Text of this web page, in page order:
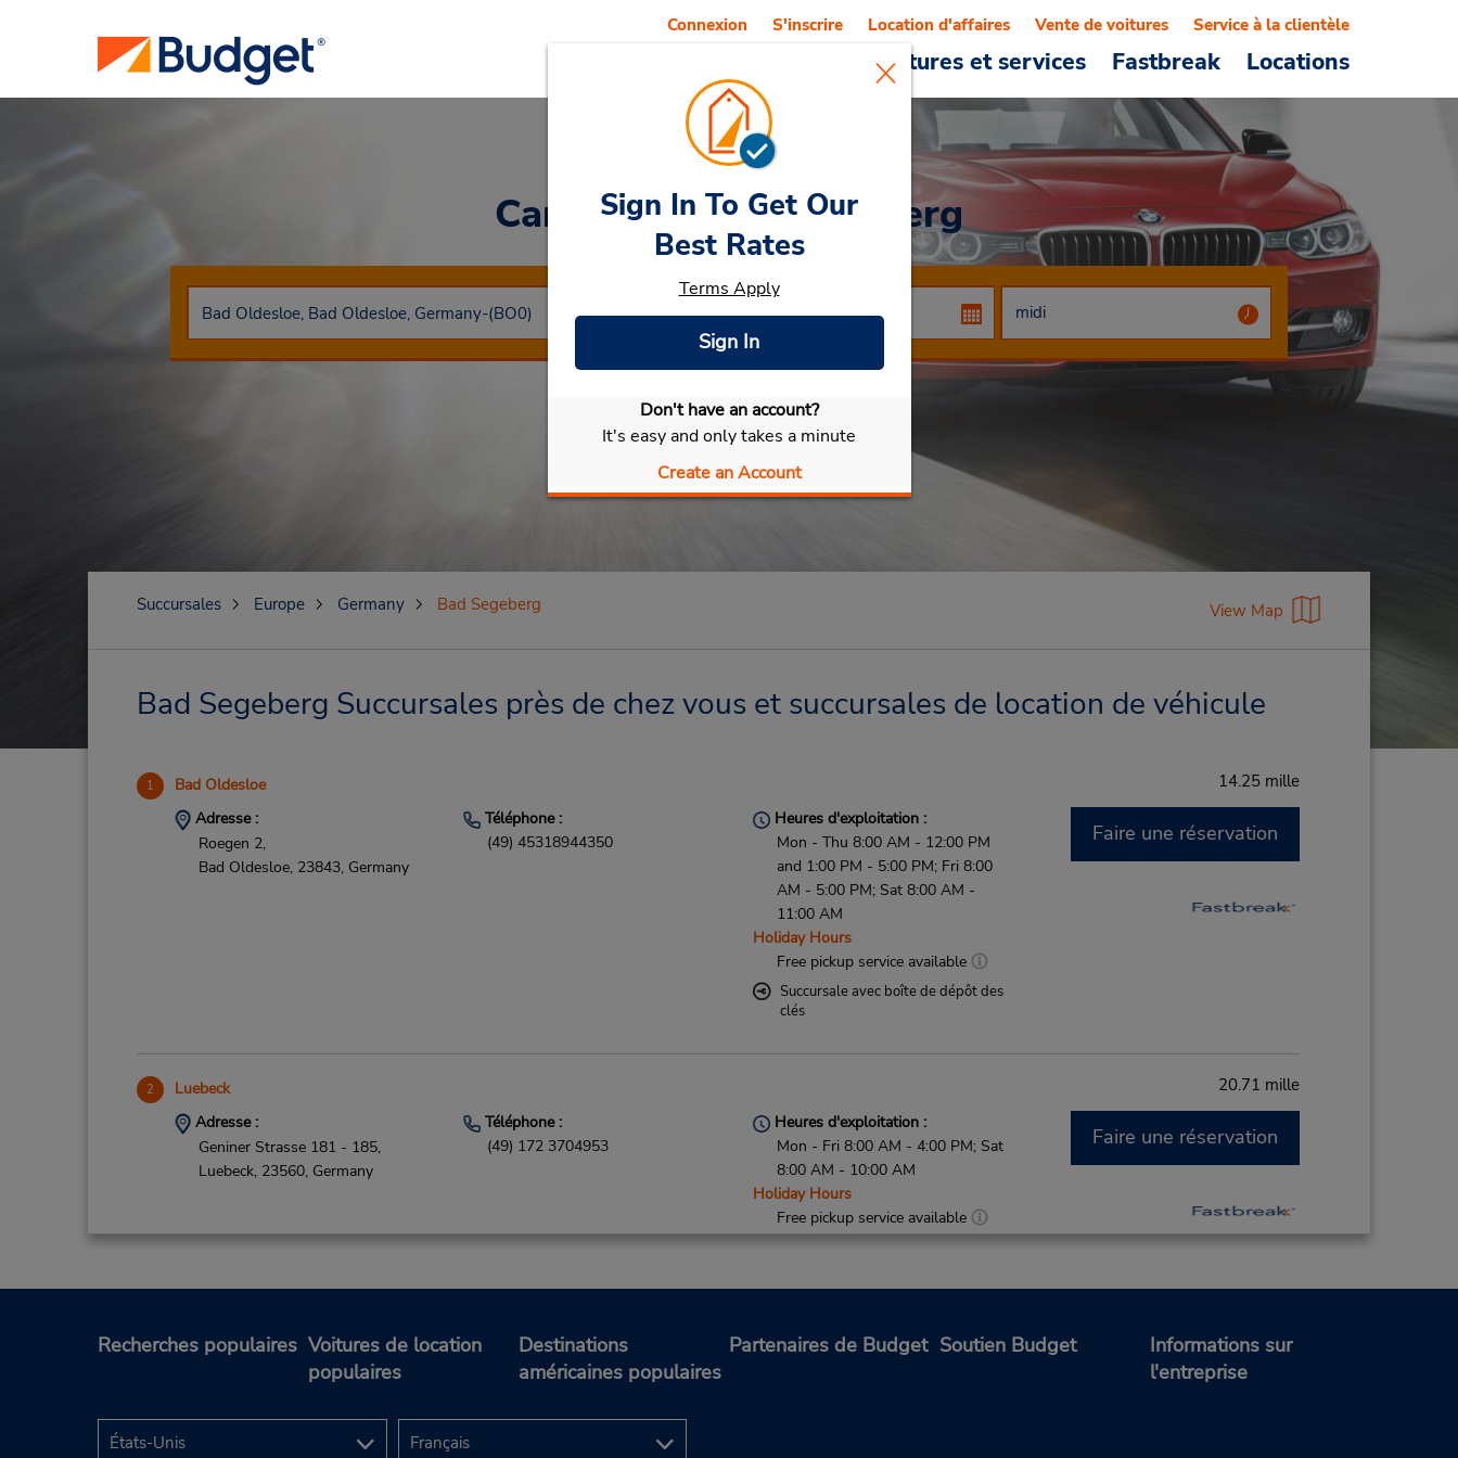
Voitures et services Fastbreak Locations
Connexion S'inscrire Location d'affaires Vente de voitures Service à la clientèle
Car RentalBad Segeberg
Sélectionner ma voiture
Sign In To Get Our
Best Rates
Terms Apply
Sign In
Don't have an account?
It's easy and only takes a minute
Create an Account
Succursales Europe Germany Bad Segeberg View Map
Bad Segeberg Succursales près de chez vous et succursales de location de véhicule
1 Bad Oldesloe 14.25 mille
Adresse :
Roegen 2,
Bad Oldesloe, 23843, Germany
Téléphone :
(49) 45318944350
Heures d'exploitation :
Mon - Thu 8:00 AM - 12:00 PM
and 1:00 PM - 5:00 PM; Fri 8:00
AM - 5:00 PM; Sat 8:00 AM -
11:00 AM
Holiday Hours
Free pickup service available
Succursale avec boîte de dépôt des
clés
Faire une réservation
2 Luebeck 20.71 mille
Adresse :
Geniner Strasse 181 - 185,
Luebeck, 23560, Germany
Téléphone :
(49) 172 3704953
Heures d'exploitation :
Mon - Fri 8:00 AM - 4:00 PM; Sat
8:00 AM - 10:00 AM
Holiday Hours
Free pickup service available
Succursale avec boîte de dépôt des
Faire une réservation
Recherches populaires Voitures de location
populaires
Destinations
américaines populaires
Partenaires de Budget Soutien Budget
Informations sur
l'entreprise